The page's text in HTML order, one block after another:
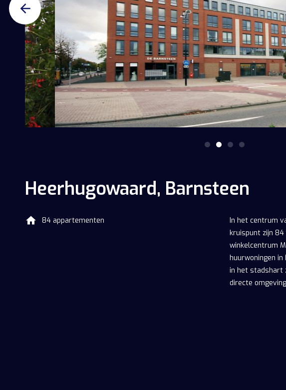
Heerhugowaard, Barnsteen
84 appartementen
In het centrum
kruispunt zijn
winkelcentrum
huurwoningen
in het stadshart
directe